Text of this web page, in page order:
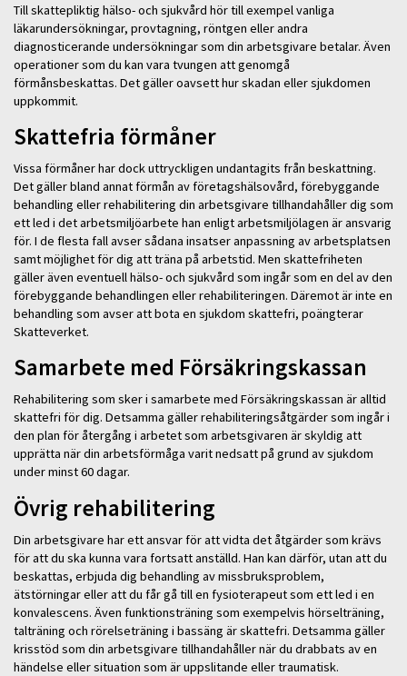
Till skattepliktig hälso- och sjukvård hör till exempel vanliga
läkarundersökningar, provtagning, röntgen eller andra
diagnosticerande undersökningar som din arbetsgivare betalar. Även
operationer som du kan vara tvungen att genomgå
förmånsbeskattas. Det gäller oavsett hur skadan eller sjukdomen
uppkommit.
Skattefria förmåner
Vissa förmåner har dock uttryckligen undantagits från beskattning.
Det gäller bland annat förmån av företagshälsovård, förebyggande
behandling eller rehabilitering din arbetsgivare tillhandahåller dig som
ett led i det arbetsmiljöarbete han enligt arbetsmiljölagen är ansvarig
för. I de flesta fall avser sådana insatser anpassning av arbetsplatsen
samt möjlighet för dig att träna på arbetstid. Men skattefriheten
gäller även eventuell hälso- och sjukvård som ingår som en del av den
förebyggande behandlingen eller rehabiliteringen. Däremot är inte en
behandling som avser att bota en sjukdom skattefri, poängterar
Skatteverket.
Samarbete med Försäkringskassan
Rehabilitering som sker i samarbete med Försäkringskassan är alltid
skattefri för dig. Detsamma gäller rehabiliteringsåtgärder som ingår i
den plan för återgång i arbetet som arbetsgivaren är skyldig att
upprätta när din arbetsförmåga varit nedsatt på grund av sjukdom
under minst 60 dagar.
Övrig rehabilitering
Din arbetsgivare har ett ansvar för att vidta det åtgärder som krävs
för att du ska kunna vara fortsatt anställd. Han kan därför, utan att du
beskattas, erbjuda dig behandling av missbruksproblem,
ätstörningar eller att du får gå till en fysioterapeut som ett led i en
konvalescens. Även funktionsträning som exempelvis hörselträning,
talträning och rörelseträning i bassäng är skattefri. Detsamma gäller
krisstöd som din arbetsgivare tillhandahåller när du drabbats av en
händelse eller situation som är uppslitande eller traumatisk.